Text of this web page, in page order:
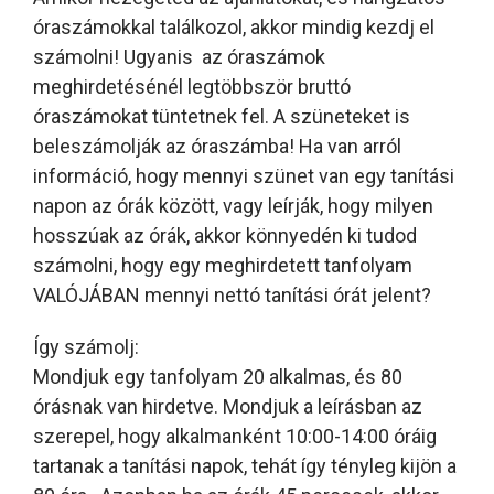
óraszámokkal találkozol, akkor mindig kezdj el
számolni! Ugyanis az óraszámok
meghirdetésénél legtöbbször bruttó
óraszámokat tüntetnek fel. A szüneteket is
beleszámolják az óraszámba! Ha van arról
információ, hogy mennyi szünet van egy tanítási
napon az órák között, vagy leírják, hogy milyen
hosszúak az órák, akkor könnyedén ki tudod
számolni, hogy egy meghirdetett tanfolyam
VALÓJÁBAN mennyi nettó tanítási órát jelent?
Így számolj:
Mondjuk egy tanfolyam 20 alkalmas, és 80
órásnak van hirdetve. Mondjuk a leírásban az
szerepel, hogy alkalmanként 10:00-14:00 óráig
tartanak a tanítási napok, tehát így tényleg kijön a